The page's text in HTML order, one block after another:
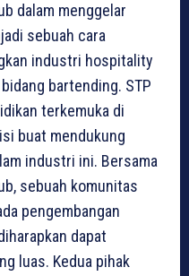
dalam menggelar
sebuah cara
industri hospitality
bartending. STP
terkemuka di
buat mendukung
industri ini. Bersama
sebuah komunitas
pengembangan
dapat
luas. Kedua pihak